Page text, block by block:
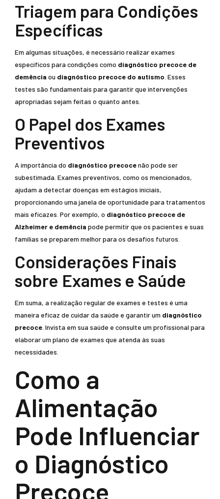
Triagem para Condições
Específicas
Em algumas situações, é necessário realizar exames
específicos para condições como diagnóstico precoce de
demência ou diagnóstico precoce do autismo . Esses
testes são fundamentais para garantir que intervenções
apropriadas sejam feitas o quanto antes.
O Papel dos Exames
Preventivos
A importância do diagnóstico precocenão pode ser
subestimada. Exames preventivos, como os mencionados,
ajudam a detectar doenças em estágios iniciais,
proporcionando uma janela de oportunidade para tratamentos
mais eficazes. Por exemplo, o diagnóstico precoce de
Alzheimer e demência pode permitir que os pacientes e suas
famílias se preparem melhor para os desafios futuros.
Considerações Finais
sobre Exames e Saúde
Em suma, a realização regular de exames e testes é uma
maneira eficaz de cuidar da saúde e garantir um diagnóstico
precoce . Invista em sua saúde e consulte um profissional para
elaborar um plano de exames que atenda às suas
necessidades.
Como a
Alimentação
Pode Influenciar
o Diagnóstico
Precoce